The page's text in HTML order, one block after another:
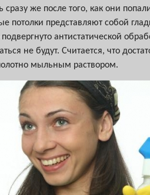
сразу же после того, как они
потолки представляют собой
антистатической
не будут. Считается, что
мыльным раствором.